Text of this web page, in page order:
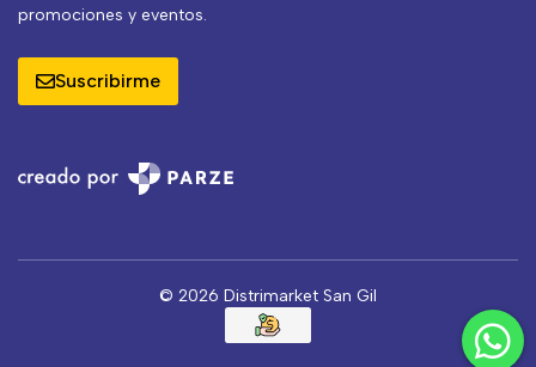
promociones y eventos.
Suscribirme
© 2026 Distrimarket San Gil